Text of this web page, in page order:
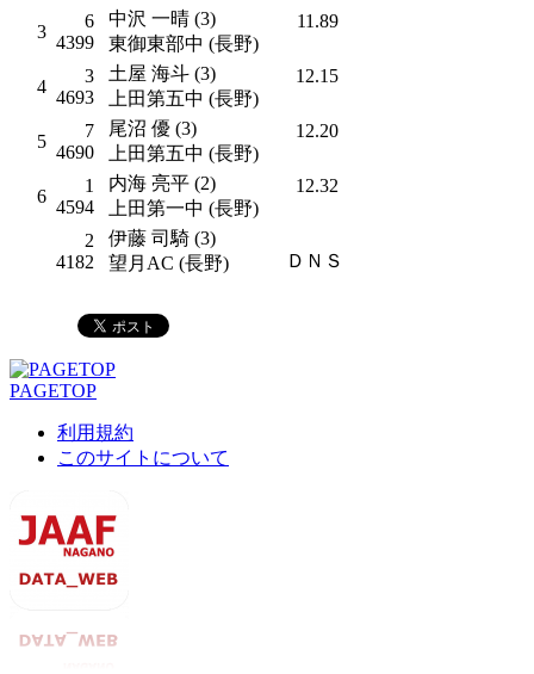
3
6
4399
中沢 一晴 (3)
東御東部中 (長野)
11.89
4
3
4693
土屋 海斗 (3)
上田第五中 (長野)
12.15
5
7
4690
尾沼 優 (3)
上田第五中 (長野)
12.20
6
1
4594
内海 亮平 (2)
上田第一中 (長野)
12.32
2
4182
伊藤 司騎 (3)
望月AC (長野)
ＤＮＳ
PAGETOP
利用規約
このサイトについて